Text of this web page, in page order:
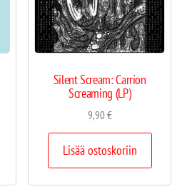
Silent Scream: Carrion
Screaming (LP)
9,90€
Lisää ostoskoriin